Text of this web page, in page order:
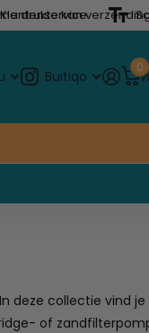
kan verzending
Klantenservice
Buitiqo
0
deze collectie vind
of